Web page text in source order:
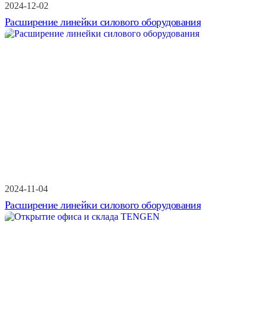
2024-12-02
Расширение линейки силового оборудования
2024-11-04
Расширение линейки силового оборудования